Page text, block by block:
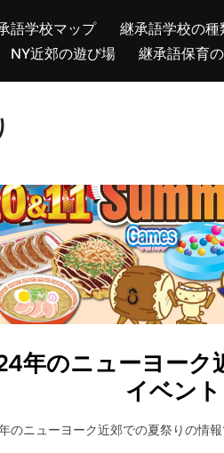
語学校マップ 継承語学校の種
NY近郊の遊び場 継承語保育
年のニューヨーク
イベント
のニューヨーク近郊での夏祭りの情報